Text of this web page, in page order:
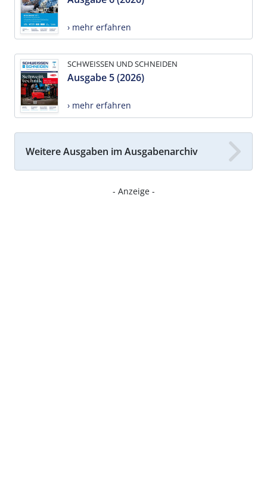
› mehr erfahren
SCHWEISSEN UND SCHNEIDEN
Ausgabe 5 (2026)
› mehr erfahren
Weitere Ausgaben im Ausgabenarchiv
- Anzeige -